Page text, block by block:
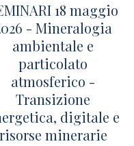
18 maggio
- Mineralogia
ambientale e
particolato
atmosferico -
Transizione
digitale e
risorse minerarie